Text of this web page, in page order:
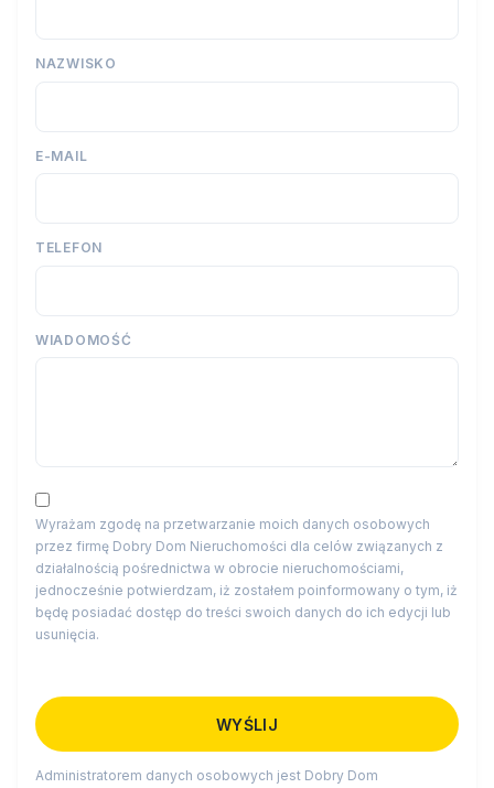
NAZWISKO
E-MAIL
TELEFON
WIADOMOŚĆ
Wyrażam zgodę na przetwarzanie moich danych osobowych
przez firmę Dobry Dom Nieruchomości dla celów związanych z
działalnością pośrednictwa w obrocie nieruchomościami,
jednocześnie potwierdzam, iż zostałem poinformowany o tym, iż
będę posiadać dostęp do treści swoich danych do ich edycji lub
usunięcia.
Administratorem danych osobowych jest Dobry Dom